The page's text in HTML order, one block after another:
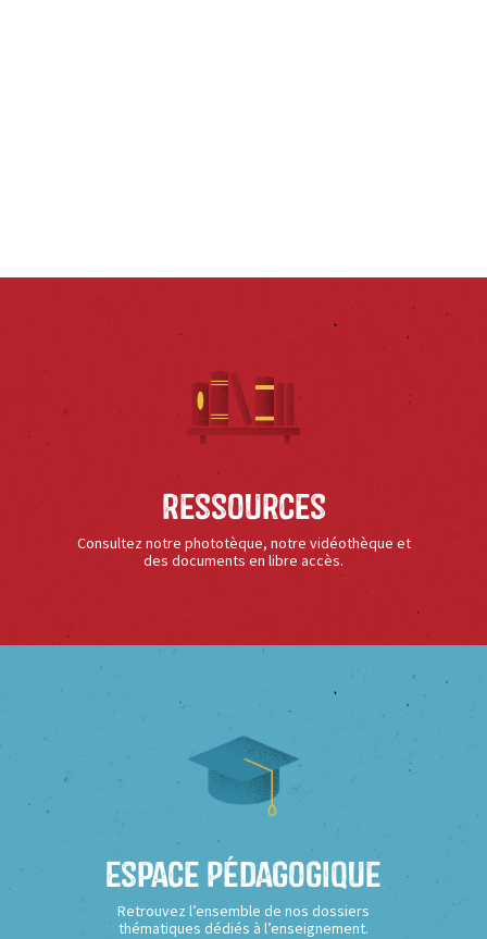
Ressources
Consultez notre phototèque, notre vidéothèque et
des documents en libre accès.
Espace Pédagogique
Retrouvez l’ensemble de nos dossiers
thématiques dédiés à l’enseignement.